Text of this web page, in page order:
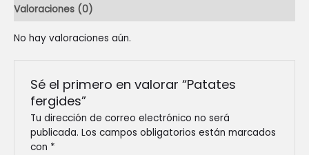
Valoraciones (0)
No hay valoraciones aún.
Sé el primero en valorar “Patates
fergides”
Tu dirección de correo electrónico no será
publicada. Los campos obligatorios están marcados
con *